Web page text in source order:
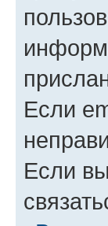
Если
Если